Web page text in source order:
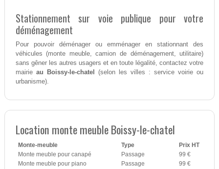
Stationnement sur voie publique pour votre
déménagement
Pour pouvoir déménager ou emménager en stationnant des
véhicules (monte meuble, camion de déménagement, utilitaire)
sans gêner les autres usagers et en toute légalité, contactez votre
mairie au Boissy-le-chatel
(selon les villes : service voirie ou
urbanisme).
Location monte meuble Boissy-le-chatel
Monte-meuble Type
Prix HT
Monte meuble pour canapé
Passage
99 €
Monte meuble pour piano
Passage
99 €